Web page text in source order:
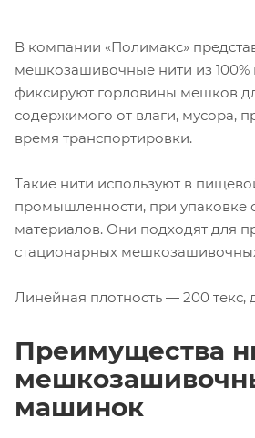
В компании «Полимакс»
мешкозашивочные нити из 100%
фиксируют горловины мешков
содержимого от влаги, мусора,
время транспортировки.
Такие нити используют в
промышленности, при упаковке
материалов. Они подходят для
стационарных
Линейная плотность — 200 текс,
Преимущества
машинок